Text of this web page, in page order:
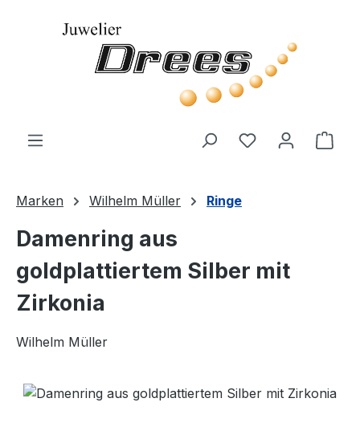
Zum Hauptinhalt springen
Du hast 0
Marken Wilhelm Müller Ringe
Damenring aus
goldplattiertem Silber mit
Zirkonia
Wilhelm Müller